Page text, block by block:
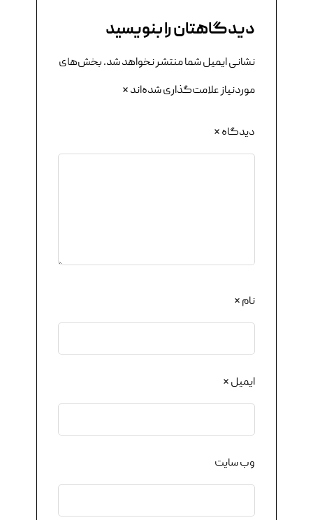
دیدگاهتان را بنویسید
نشانی ایمیل شما منتشر نخواهد شد.بخش‌های
موردنیاز علامت‌گذاری شده‌اند*
دیدگاه*
نام*
ایمیل*
وب‌ سایت